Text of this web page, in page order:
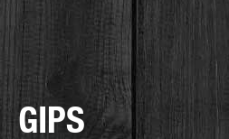
GIPS